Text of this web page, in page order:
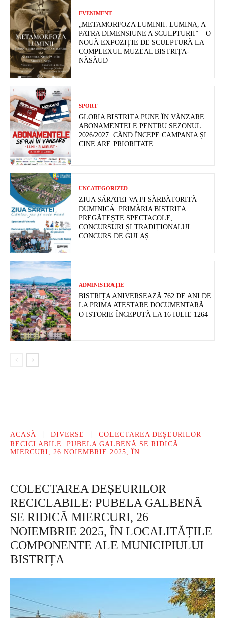
EVENIMENT
„METAMORFOZA LUMINII. LUMINA, A
PATRA DIMENSIUNE A SCULPTURII” – O
NOUĂ EXPOZIȚIE DE SCULPTURĂ LA
COMPLEXUL MUZEAL BISTRIȚA-
NĂSĂUD
SPORT
GLORIA BISTRIȚA PUNE ÎN VÂNZARE
ABONAMENTELE PENTRU SEZONUL
2026/2027. CÂND ÎNCEPE CAMPANIA ȘI
CINE ARE PRIORITATE
UNCATEGORIZED
ZIUA SĂRATEI VA FI SĂRBĂTORITĂ
DUMINICĂ. PRIMĂRIA BISTRIȚA
PREGĂTEȘTE SPECTACOLE,
CONCURSURI ȘI TRADIȚIONALUL
CONCURS DE GULAȘ
ADMINISTRAȚIE
BISTRIȚA ANIVERSEAZĂ 762 DE ANI DE
LA PRIMA ATESTARE DOCUMENTARĂ.
O ISTORIE ÎNCEPUTĂ LA 16 IULIE 1264